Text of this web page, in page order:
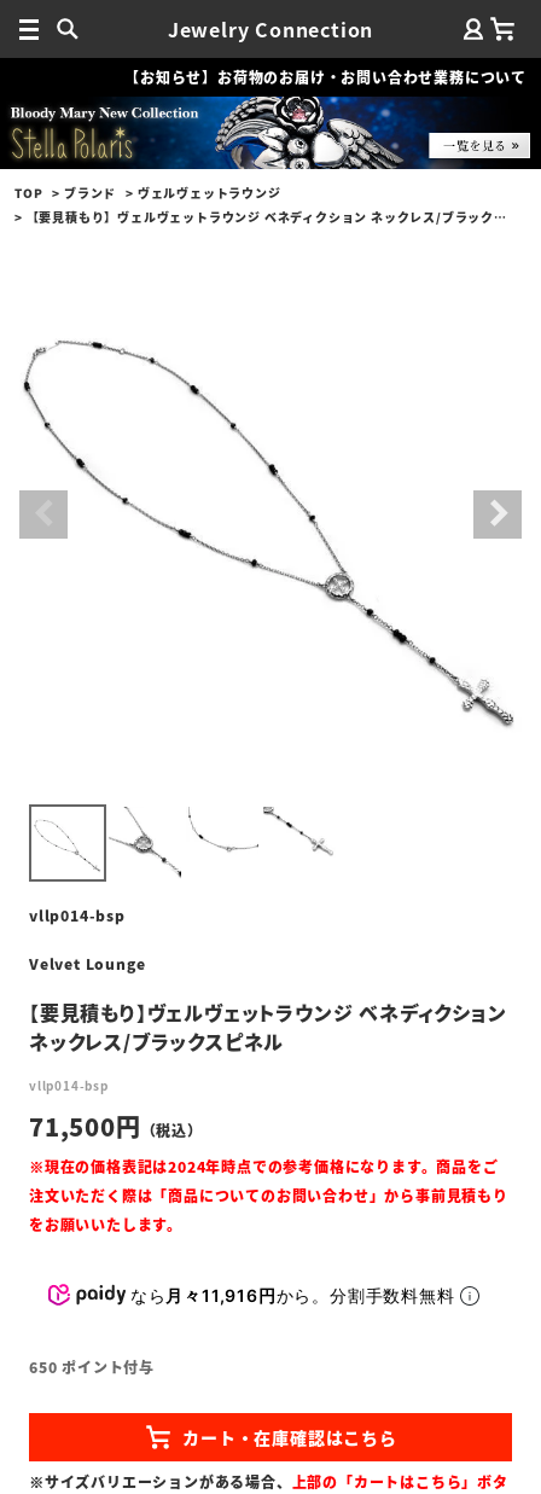
Jewelry Connection
【お知らせ】お荷物のお届け・お問い合わせ業務について
TOP ブランド
ヴェルヴェットラウンジ
【要見積もり】ヴェルヴェットラウンジ ベネディクション ネックレス/ブラックスピネル
vllp014-bsp
Velvet Lounge
【要見積もり】ヴェルヴェットラウンジ ベネディクション
ネックレス/ブラックスピネル
vllp014-bsp
71,500
なら 月々11,916円から。分割手数料無料
650 ポイント付与
※サイズバリエーションがある場合、 上部の「カートはこちら」ボタ